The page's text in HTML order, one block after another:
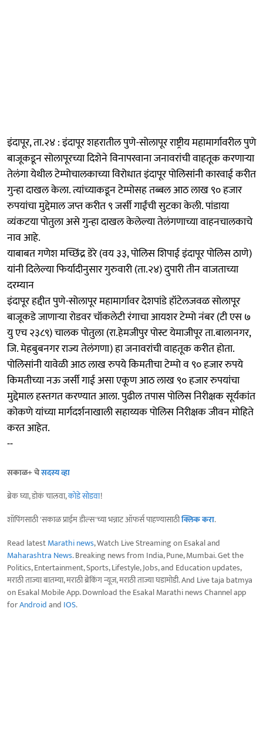
इंदापूर, ता.२४ : इंदापूर शहरातील पुणे-सोलापूर राष्ट्रीय महामार्गावरील पुणे
बाजूकडून सोलापूरच्या दिशेने विनापरवाना जनावरांची वाहतूक करणाऱ्या
तेलंगा येथील टेम्पोचालकाच्या विरोधात इंदापूर पोलिसांनी कारवाई करीत
गुन्हा दाखल केला. त्यांच्याकडून टेम्पोसह तब्बल आठ लाख ९० हजार
रुपयांचा मुद्देमाल जप्त करीत ९ जर्सी गाईंची सुटका केली. पांडाया
व्यंकटया पोतुला असे गुन्हा दाखल केलेल्या तेलंगणाच्या वाहनचालकाचे
नाव आहे.
याबाबत गणेश मच्छिंद्र डेरे (वय ३३, पोलिस शिपाई इंदापूर पोलिस ठाणे)
यांनी दिलेल्या फिर्यादीनुसार गुरुवारी (ता.२४) दुपारी तीन वाजताच्या
दरम्यान
इंदापूर हद्दीत पुणे-सोलापूर महामार्गावर देशपांडे हॉटेलजवळ सोलापूर
बाजूकडे जाणाऱ्या रोडवर चॉकलेटी रंगाचा आयशर टेम्पो नंबर (टी एस ७
यु एच २३८९) चालक पोतुला (रा.हेमजीपुर पोस्ट येमाजीपूर ता.बालानगर,
जि. मेहबुबनगर राज्य तेलंगणा) हा जनावरांची वाहतूक करीत होता.
पोलिसांनी यावेळी आठ लाख रुपये किमतीचा टेम्पो व ९० हजार रुपये
किमतीच्या नऊ जर्सी गाई असा एकूण आठ लाख ९० हजार रुपयांचा
मुद्देमाल हस्तगत करण्यात आला. पुढील तपास पोलिस निरीक्षक सूर्यकांत
कोकणे यांच्या मार्गदर्शनाखाली सहाय्यक पोलिस निरीक्षक जीवन मोहिते
करत आहेत.
--
सकाळ+ चेसदस्य व्हा
ब्रेक घ्या, डोकं चालवा,कोडे सोडवा!
शॉपिंगसाठी 'सकाळ प्राईम डील्स'च्या भन्नाट ऑफर्स पाहण्यासाठीक्लिक करा.
Read latestMarathi news, Watch Live Streaming on Esakal and
Maharashtra News. Breaking news from India, Pune, Mumbai. Get the
Politics, Entertainment, Sports, Lifestyle, Jobs, and Education updates,
मराठी ताज्या बातम्या, मराठी ब्रेकिंग न्यूज, मराठी ताज्या घडामोडी. And Live taja batmya
on Esakal Mobile App. Download the Esakal Marathi news Channel app
forAndroidand IOS.